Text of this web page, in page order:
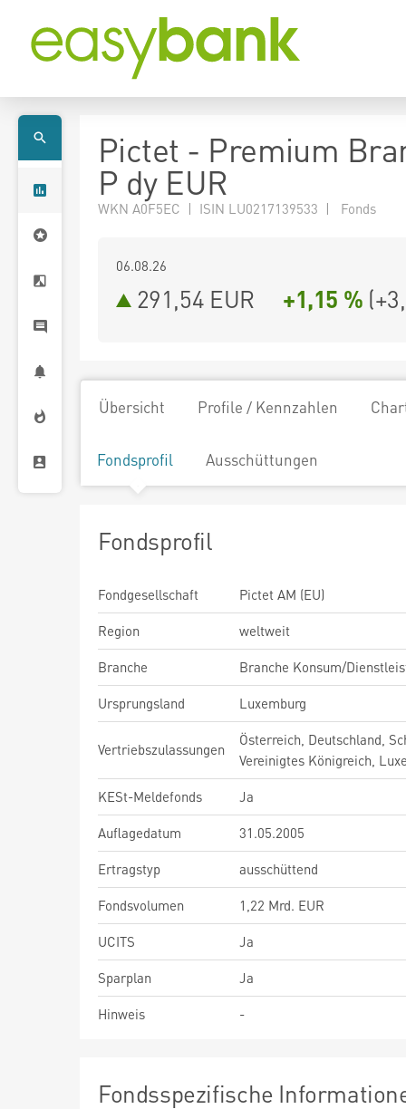
Pictet - Premium
P dy EUR
WKN A0F5EC | ISIN LU0217139533 | Fonds
06.08.26
291,54 EUR +1,15 % (
Übersicht Profile / Kennzahlen
Fondsprofil Ausschüttungen
Fondsprofil
Fondgesellschaft
Pictet AM (EU)
Region
weltweit
Branche
Branche Konsum/
Ursprungsland
Luxemburg
Vertriebszulassungen
Österreich, Deutschland,
Vereinigtes Königreich,
KESt-Meldefonds
Ja
Auflagedatum
31.05.2005
Ertragstyp
ausschüttend
Fondsvolumen
1,22 Mrd. EUR
UCITS
Ja
Sparplan
Ja
Hinweis
-
Fondsspezifische